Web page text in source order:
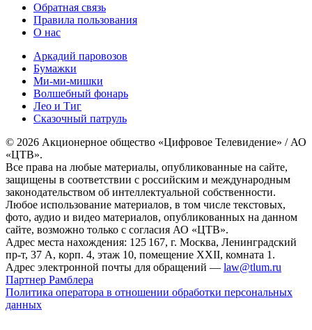
Обратная связь
Правила пользования
О нас
Аркадий паровозов
Бумажки
Ми-ми-мишки
Волшебный фонарь
Лео и Тиг
Сказочный патруль
© 2026 Акционерное общество «Цифровое Телевидение» / АО
«ЦТВ».
Все права на любые материалы, опубликованные на сайте,
защищены в соответствии с российским и международным
законодательством об интеллектуальной собственности.
Любое использование материалов, в том числе текстовых,
фото, аудио и видео материалов, опубликованных на данном
сайте, возможно только с согласия АО «ЦТВ».
Адрес места нахождения: 125 167, г. Москва, Ленинградский
пр-т, 37 А, корп. 4, этаж 10, помещение XXII, комната 1.
Адрес электронной почты для обращений — law@tlum.ru
Партнер Рамблера
Политика оператора в отношении обработки персональных
данных